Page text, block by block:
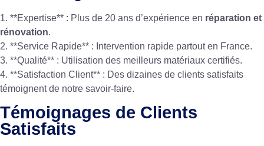
1. **Expertise** : Plus de 20 ans d’expérience en réparation et
rénovation.
2. **Service Rapide** : Intervention rapide partout en France.
3. **Qualité** : Utilisation des meilleurs matériaux certifiés.
4. **Satisfaction Client** : Des dizaines de clients satisfaits
témoignent de notre savoir-faire.
Témoignages de Clients
Satisfaits